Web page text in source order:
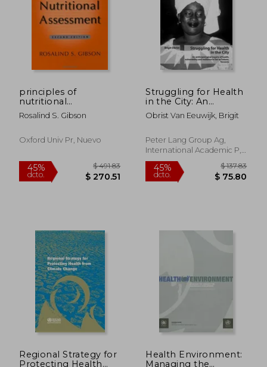
45%
dcto.
$ 100.10
$ 55.05
40%
dcto.
principles of
nutritional
assessment
Rosalind S. Gibson
Oxford Univ Pr, Nuevo
Struggling for Health
in the City: An
Anthropological
Inquiry of Health,
Resilience in Dar Es
Salaam, Tanzania (en
Obrist Van Eeuwijk, Brigit
Peter Lang Group Ag,
International Academic P,
Tapa Blanda, Nuevo
Regional Strategy for
Protecting Health
Health Environment:
Managing the